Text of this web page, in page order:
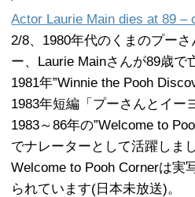
Actor Laurie Main dies at 89 –
2/8、1980年代のくまのプー
ー、Laurie Mainさんが89歳で
1981年”Win­nie the Pooh
1983年短編「プーさんとイー
1983～86年の”Welcome to
でナレーターとして活躍しまし
Welcome to Pooh Cornerは実
られています(日本未放送)。